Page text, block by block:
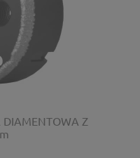
DIAMENTOWA Z